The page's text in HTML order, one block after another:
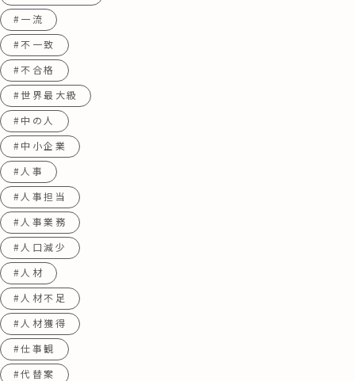
#一流
#不一致
#不合格
#世界最大級
#中の人
#中小企業
#人事
#人事担当
#人事業務
#人口減少
#人材
#人材不足
#人材獲得
#仕事観
#代替案